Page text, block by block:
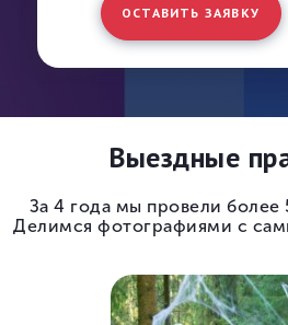
ОСТАВИТЬ ЗАЯВКУ
Выездные
За 4 года мы провели
Делимся фотографиями с